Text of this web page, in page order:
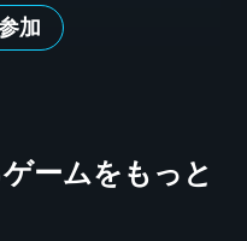
加
ームをもっと